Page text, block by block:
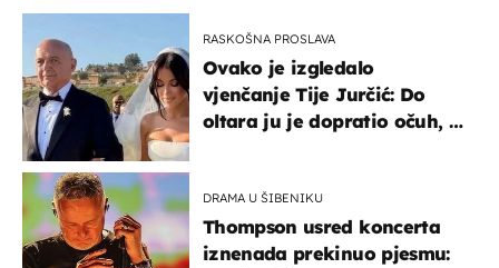
RASKOŠNA PROSLAVA
Ovako je izgledalo
vjenčanje Tije Jurčić: Do
oltara ju je dopratio očuh, a
DRAMA U ŠIBENIKU
Thompson usred koncerta
iznenada prekinuo pjesmu: